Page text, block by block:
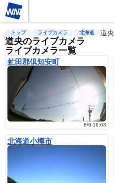
雨雲レーダー 台風情報 地震情報
トップ ライブカメラ 北海道 道央
道央のライブカメラ
ライブカメラ一覧
虻田郡倶知安町
8/6 16:03
北海道小樽市